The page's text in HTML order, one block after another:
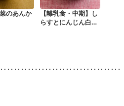
のあんか
【離乳食・中期】し
らすとにんじん白菜